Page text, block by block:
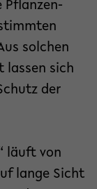
Pflanzen-
solchen
lassen sich
der
läuft von
lange Sicht